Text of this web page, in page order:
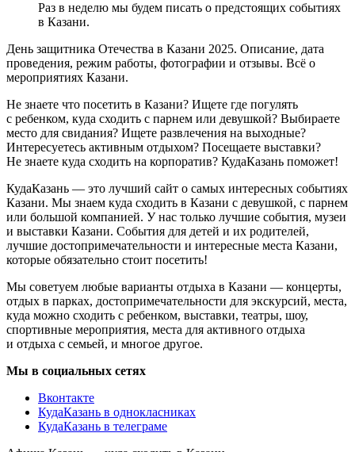
Раз в неделю мы будем писать о предстоящих событиях
в Казани.
День защитника Отечества в Казани 2025. Описание, дата
проведения, режим работы, фотографии и отзывы. Всё о
мероприятиях Казани.
Не знаете что посетить в Казани? Ищете где погулять
с ребенком, куда сходить с парнем или девушкой? Выбираете
место для свидания? Ищете развлечения на выходные?
Интересуетесь активным отдыхом? Посещаете выставки?
Не знаете куда сходить на корпоратив? КудаКазань поможет!
КудаКазань — это лучший сайт о самых интересных событиях
Казани. Мы знаем куда сходить в Казани с девушкой, с парнем
или большой компанией. У нас только лучшие события, музеи
и выставки Казани. События для детей и их родителей,
лучшие достопримечательности и интересные места Казани,
которые обязательно стоит посетить!
Мы советуем любые варианты отдыха в Казани — концерты,
отдых в парках, достопримечательности для экскурсий, места,
куда можно сходить с ребенком, выставки, театры, шоу,
спортивные мероприятия, места для активного отдыха
и отдыха с семьей, и многое другое.
Мы в социальных сетях
Вконтакте
КудаКазань в однокласниках
КудаКазань в телеграме